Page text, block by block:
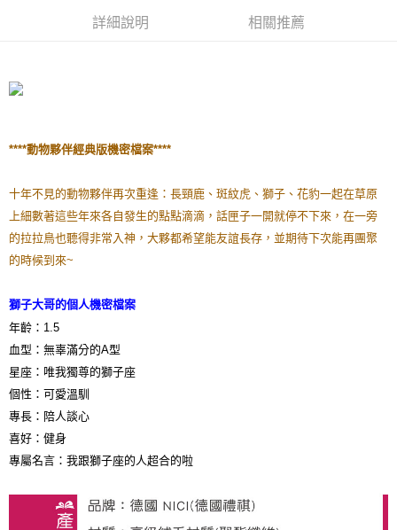
１．簡單：不需註冊會員、不需綁卡、不需儲值。
【「AFTEE先享後付」結帳流程】
３．收到繳費通知簡訊後14天內，點擊此簡訊中的連結，可透過四大超商／
購買商品的店家。未經商家同意取消之訂單仍視為有效，需透過AFTEE先享
後付繳納相關費用。
※ 交易是否成功請以「AFTEE先享後付 」之結帳頁面顯示為準，若有關於
客戶支援中心」
【注意事項】
１．透過由恩沛科技股份有限公司提供之「AFTEE先享後付」服務完成之交
易，需依本服務之必要範圍內提供個人資料，並將交易相關給付款項請求債
權轉讓予恩沛科技股份有限公司。
https://aftee.tw/terms/#terms3
３．未成年的使用者請事先徵得法定代理人或監護人之同意方可使用
「AFTEE先享後付」，若未經同意申辦者引起之損失，本公司不負相關責
任。
４．使用「AFTEE先享後付」時，將依據個別帳號之用戶狀況，依本公司即
時審查核予不同之上限額度；若仍有額度不足之情形，本公司將視審查結果
恩沛科技股份有限公司將有權停止該用戶之使用額度並採取法律行動。
每筆NT$100，滿NT$490(含以上)免運費
每筆NT$100，滿NT$490(含以上)免運費
每筆NT$100，滿NT$990(含以上)免運費
海外國家 查看運費
詳細說明 相關推薦
****動物夥伴經典版機密檔案****
十年不見的動物夥伴再次重逢：長頸鹿、斑紋虎、獅子、 花豹一起在草原
上細數著這些年來各自發生的點點滴滴， 話匣子一開就停不下來，在一旁
的拉拉鳥也聽得非常入神， 大夥都希望能友誼長存，並期待下次能再團聚
的時候到來~
獅子大哥的個人機密檔案
年齡： 1.5
血型：無辜滿分的A型
星座：唯我獨尊的獅子座
個性：可愛溫馴
專長：陪人談心
喜好：健身
專屬名言：我跟獅子座的人超合的啦